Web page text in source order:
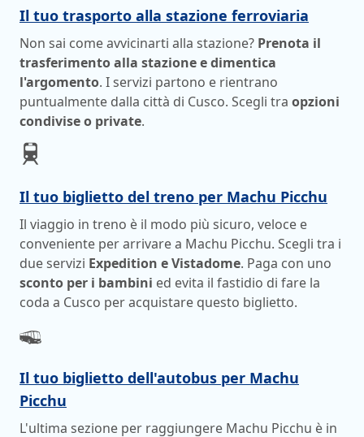
Il tuo trasporto alla stazione ferroviaria
Non sai come avvicinarti alla stazione? Prenota il
trasferimento alla stazione e dimentica
l'argomento. I servizi partono e rientrano
puntualmente dalla città di Cusco. Scegli tra opzioni
condivise o private.
Il tuo biglietto del treno per Machu Picchu
Il viaggio in treno è il modo più sicuro, veloce e
conveniente per arrivare a Machu Picchu. Scegli tra i
due servizi Expedition e Vistadome. Paga con uno
sconto per i bambini ed evita il fastidio di fare la
coda a Cusco per acquistare questo biglietto.
Il tuo biglietto dell'autobus per Machu
Picchu
L'ultima sezione per raggiungere Machu Picchu è in